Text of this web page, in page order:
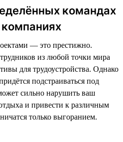
командах
— это престижно.
из любой точки мира
для трудоустройства. Однако
подстраиваться под
сильно нарушить ваш
и привести к различным
только выгоранием.